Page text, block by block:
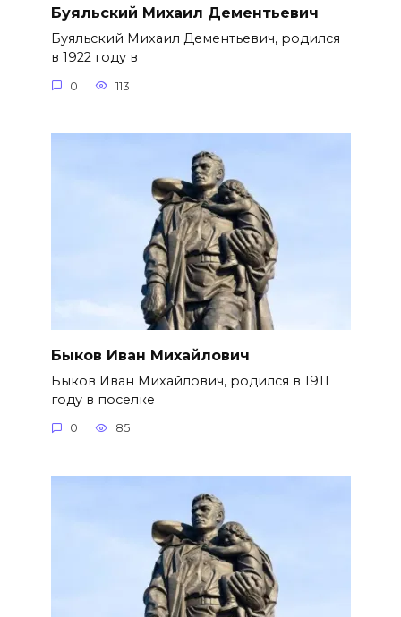
Буяльский Михаил Дементьевич
Буяльский Михаил Дементьевич, родился
в 1922 году в
0 113
Быков Иван Михайлович
Быков Иван Михайлович, родился в 1911
году в поселке
0 85